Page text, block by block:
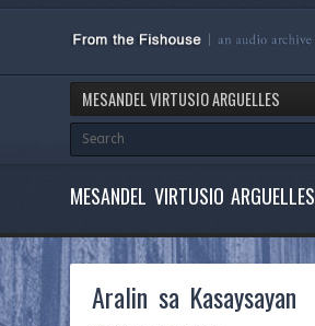
MESANDEL VIRTUSIO ARGUELLES
MESANDEL VIRTUSIO ARGUELLES
Aralin sa Kasaysayan